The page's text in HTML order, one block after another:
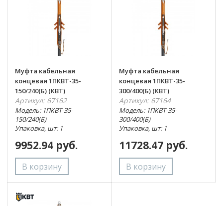
Муфта кабельная
концевая 1ПКВТ-35-
150/240(Б) (КВТ)
Артикул: 67162
Модель: 1ПКВТ-35-
150/240(Б)
Упаковка, шт: 1
9952.94 руб.
Муфта кабельная
концевая 1ПКВТ-35-
300/400(Б) (КВТ)
Артикул: 67164
Модель: 1ПКВТ-35-
300/400(Б)
Упаковка, шт: 1
11728.47 руб.